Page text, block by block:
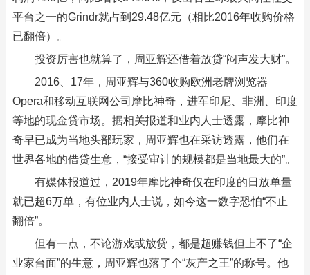
平台之一的Grindr就占到29.48亿元（相比2016年收购价格
已翻倍）。
投资厉害也就算了，周亚辉还借着放贷“闷声发大财”。
2016、17年，周亚辉与360收购欧洲老牌浏览器
Opera和移动互联网公司摩比神奇，进军印尼、非洲、印度
等地的现金贷市场。据相关报道和业内人士透露，摩比神
奇早已成为当地头部玩家，周亚辉也在采访透露，他们在
世界各地的借贷生意，“接受审计的规模都是当地最大的”。
有媒体报道过，2019年摩比神奇仅在印度的日放单量
就已超6万单，有位业内人士说，如今这一数字恐怕“不止
翻倍”。
但有一点，不论游戏或放贷，都是超赚钱但上不了“企
业家台面”的生意，周亚辉也落了个“灰产之王”的称号。他